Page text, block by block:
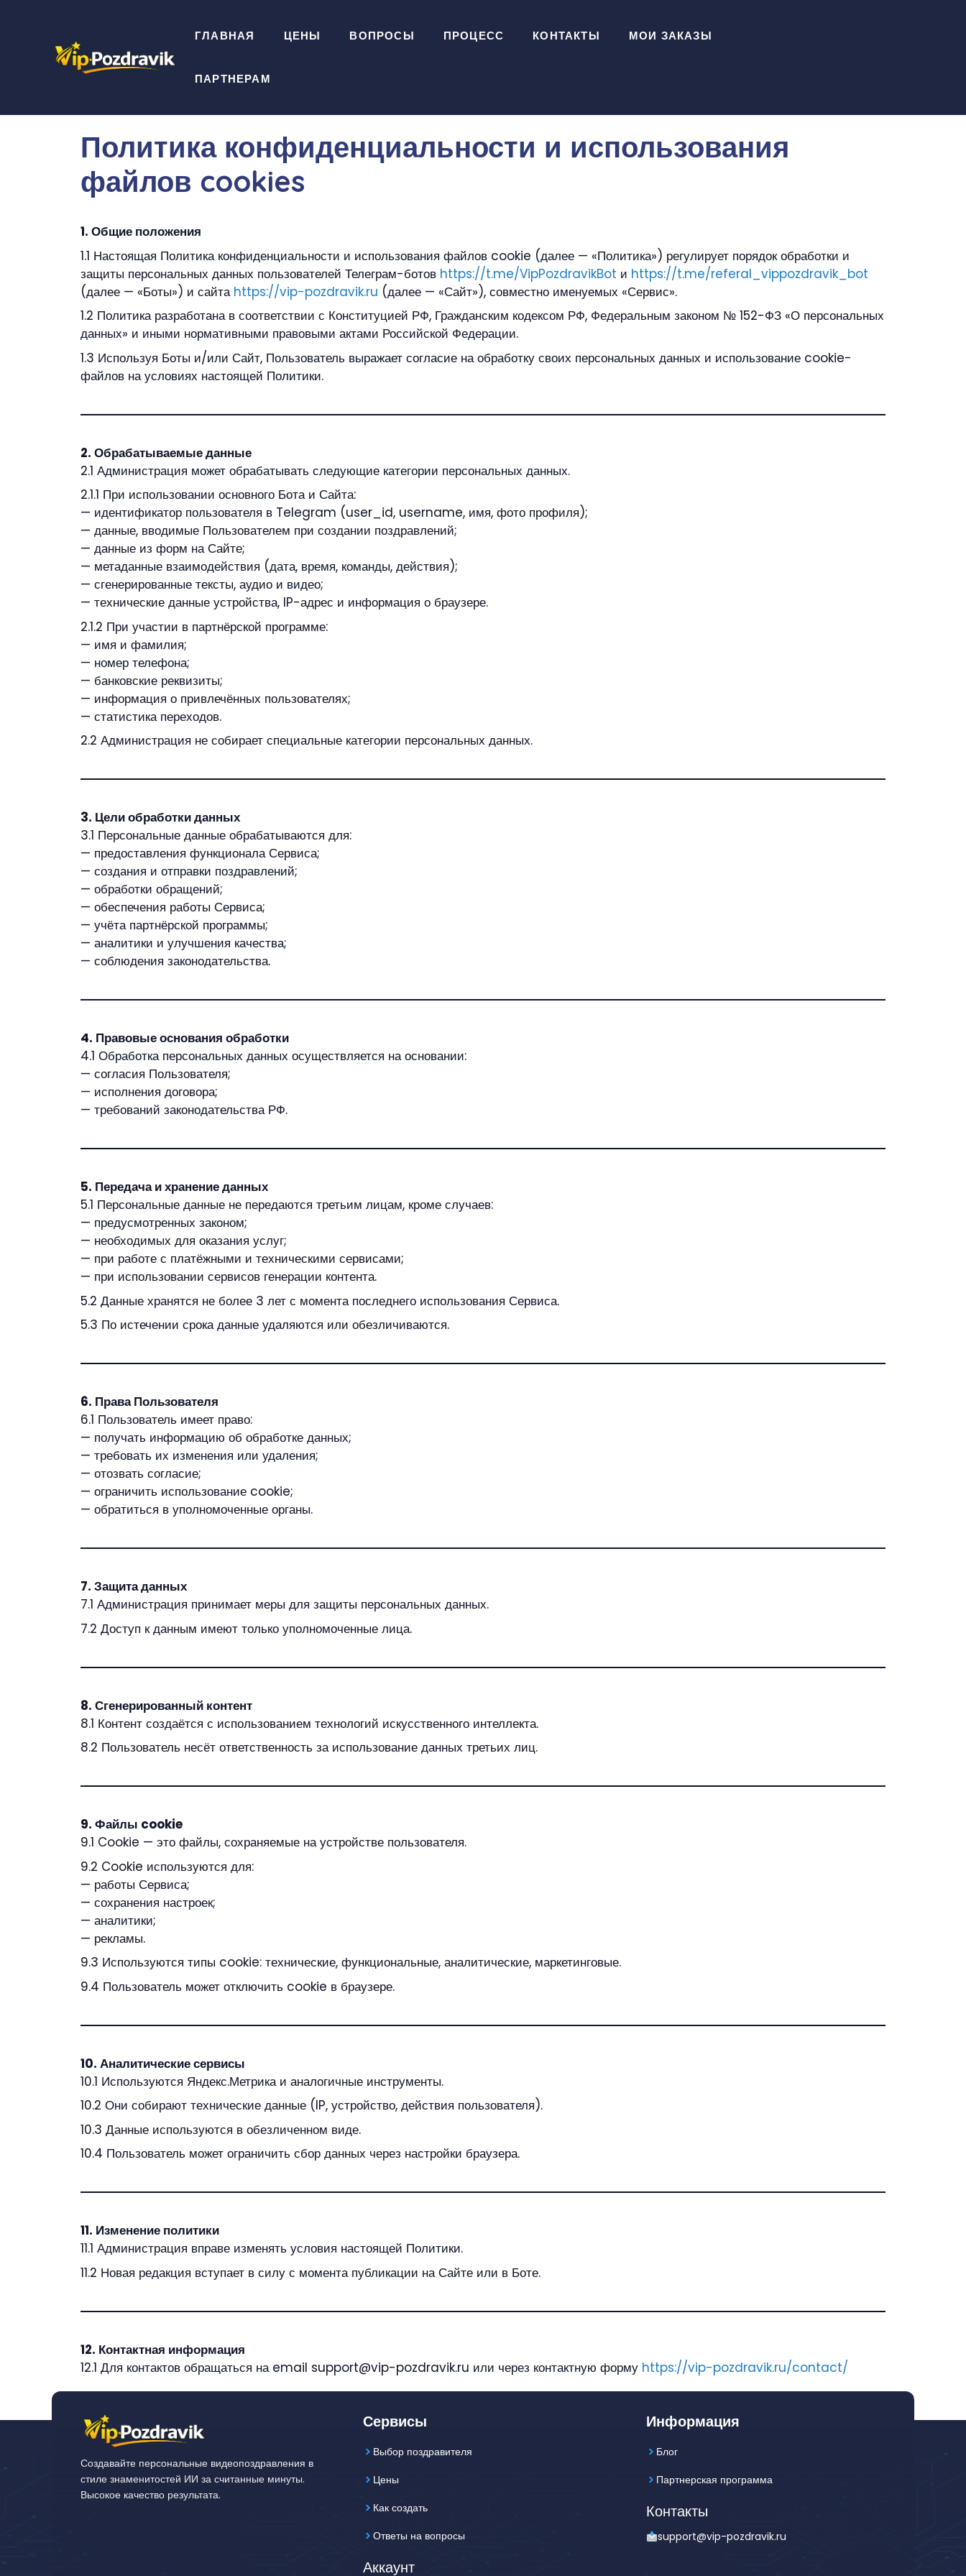
содержимому
ГЛАВНАЯ ЦЕНЫ ВОПРОСЫ ПРОЦЕСС КОНТАКТЫ МОИ ЗАКАЗЫ
ПАРТНЕРАМ
Политика конфиденциальности и использования
файлов cookies
1. Общие положения
1.1 Настоящая Политика конфиденциальности и использования файлов cookie (далее — «Политика») регулирует порядок обработки и
защиты персональных данных пользователей Телеграм-ботов https://t.me/VipPozdravikBot и https://t.me/referal_vippozdravik_bot
(далее — «Боты») и сайта https://vip-pozdravik.ru (далее — «Сайт»), совместно именуемых «Сервис».
1.2 Политика разработана в соответствии с Конституцией РФ, Гражданским кодексом РФ, Федеральным законом № 152-ФЗ «О персональных
данных» и иными нормативными правовыми актами Российской Федерации.
1.3 Используя Боты и/или Сайт, Пользователь выражает согласие на обработку своих персональных данных и использование cookie-
файлов на условиях настоящей Политики.
2. Обрабатываемые данные
2.1 Администрация может обрабатывать следующие категории персональных данных.
2.1.1 При использовании основного Бота и Сайта:
— идентификатор пользователя в Telegram (user_id, username, имя, фото профиля);
— данные, вводимые Пользователем при создании поздравлений;
— данные из форм на Сайте;
— метаданные взаимодействия (дата, время, команды, действия);
— сгенерированные тексты, аудио и видео;
— технические данные устройства, IP-адрес и информация о браузере.
2.1.2 При участии в партнёрской программе:
— имя и фамилия;
— номер телефона;
— банковские реквизиты;
— информация о привлечённых пользователях;
— статистика переходов.
2.2 Администрация не собирает специальные категории персональных данных.
3. Цели обработки данных
3.1 Персональные данные обрабатываются для:
— предоставления функционала Сервиса;
— создания и отправки поздравлений;
— обработки обращений;
— обеспечения работы Сервиса;
— учёта партнёрской программы;
— аналитики и улучшения качества;
— соблюдения законодательства.
4. Правовые основания обработки
4.1 Обработка персональных данных осуществляется на основании:
— согласия Пользователя;
— исполнения договора;
— требований законодательства РФ.
5. Передача и хранение данных
5.1 Персональные данные не передаются третьим лицам, кроме случаев:
— предусмотренных законом;
— необходимых для оказания услуг;
— при работе с платёжными и техническими сервисами;
— при использовании сервисов генерации контента.
5.2 Данные хранятся не более 3 лет с момента последнего использования Сервиса.
5.3 По истечении срока данные удаляются или обезличиваются.
6. Права Пользователя
6.1 Пользователь имеет право:
— получать информацию об обработке данных;
— требовать их изменения или удаления;
— отозвать согласие;
— ограничить использование cookie;
— обратиться в уполномоченные органы.
7. Защита данных
7.1 Администрация принимает меры для защиты персональных данных.
7.2 Доступ к данным имеют только уполномоченные лица.
8. Сгенерированный контент
8.1 Контент создаётся с использованием технологий искусственного интеллекта.
8.2 Пользователь несёт ответственность за использование данных третьих лиц.
9. Файлы cookie
9.1 Cookie — это файлы, сохраняемые на устройстве пользователя.
9.2 Cookie используются для:
— работы Сервиса;
— сохранения настроек;
— аналитики;
— рекламы.
9.3 Используются типы cookie: технические, функциональные, аналитические, маркетинговые.
9.4 Пользователь может отключить cookie в браузере.
10. Аналитические сервисы
10.1 Используются Яндекс.Метрика и аналогичные инструменты.
10.2 Они собирают технические данные (IP, устройство, действия пользователя).
10.3 Данные используются в обезличенном виде.
10.4 Пользователь может ограничить сбор данных через настройки браузера.
11. Изменение политики
11.1 Администрация вправе изменять условия настоящей Политики.
11.2 Новая редакция вступает в силу с момента публикации на Сайте или в Боте.
12. Контактная информация
12.1 Для контактов обращаться на email support@vip-pozdravik.ru или через контактную форму https://vip-pozdravik.ru/contact/
Создавайте персональные видеопоздравления в
стиле знаменитостей ИИ за считанные минуты.
Высокое качество результата.
Сервисы
Выбор поздравителя
Цены
Как создать
Ответы на вопросы
Аккаунт
Информация
Блог
Партнерская программа
Контакты
support@vip-pozdravik.ru